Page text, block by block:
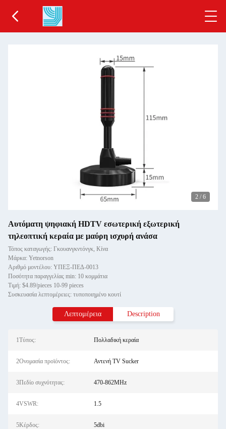
2 / 6
Αυτόματη ψηφιακή HDTV εσωτερική εξωτερική
τηλεοπτική κεραία με μαύρη ισχυρή ανάσα
Τόπος καταγωγής: Γκουανγκντόνγκ, Κίνα
Μάρκα: Yetnorson
Αριθμό μοντέλου: ΥΠΕΞ-ΠΕΔ-0013
Ποσότητα παραγγελίας min: 10 κομμάτια
Τιμή: $4.89/pieces 10-99 pieces
Συσκευασία λεπτομέρειες: τυποποιημένο κουτί
Λεπτομέρεια Description
1Τύπος: Πολλαδική κεραία
2Ονομασία προϊόντος: Αντενή TV Sucker
3Πεδίο συχνότητας: 470-862MHz
4VSWR: 1.5
5Κέρδος: 5dbi